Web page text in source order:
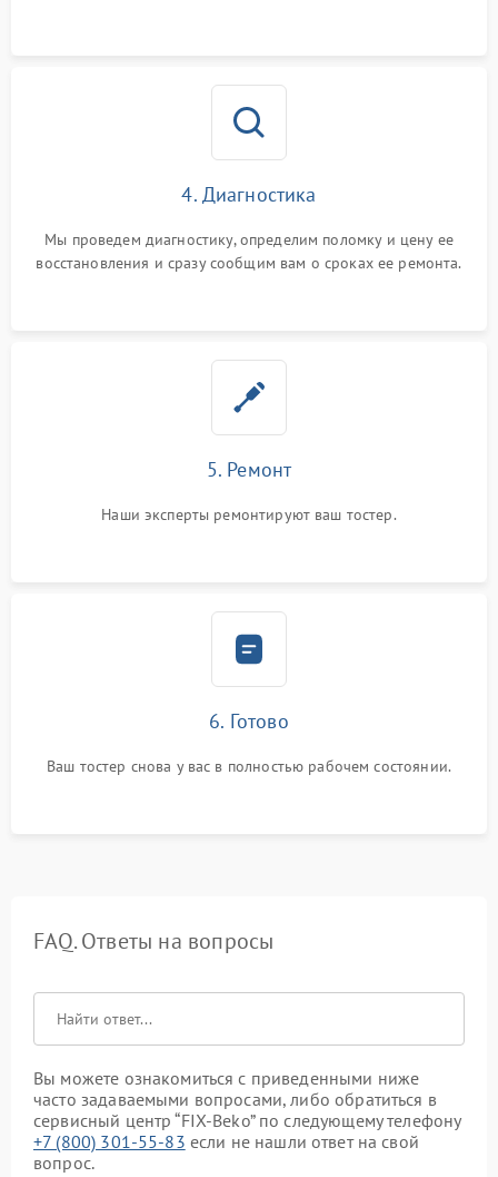
4. Диагностика
Мы проведем диагностику, определим поломку и цену ее
восстановления и сразу сообщим вам о сроках ее ремонта.
5. Ремонт
Наши эксперты ремонтируют ваш тостер.
6. Готово
Ваш тостер снова у вас в полностью рабочем состоянии.
FAQ. Ответы на вопросы
Вы можете ознакомиться с приведенными ниже
часто задаваемыми вопросами, либо обратиться в
сервисный центр “FIX-Beko” по следующему телефону
+7 (800) 301-55-83 если не нашли ответ на свой
вопрос.